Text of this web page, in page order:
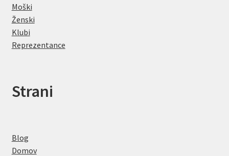
Moški
Ženski
Klubi
Reprezentance
Strani
Blog
Domov